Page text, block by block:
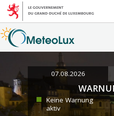
07.08.2026
Keine Warnung
aktiv